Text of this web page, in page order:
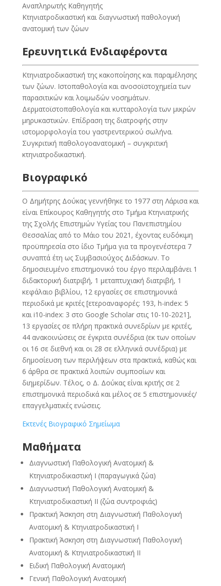
Αναπληρωτής Καθηγητής
Κτηνιατροδικαστική και διαγνωστική παθολογική
ανατομική των ζώων
Ερευνητικά Ενδιαφέροντα
Κτηνιατροδικαστική της κακοποίησης και παραμέλησης
των ζώων. Ιστοπαθολογία και ανοσοϊστοχημεία των
παρασιτικών και λοιμωδών νοσημάτων.
Δερματοϊστοπαθολογία και κυτταρολογία των μικρών
μηρυκαστικών. Επίδραση της διατροφής στην
ιστομορφολογία του γαστρεντερικού σωλήνα.
Συγκριτική παθολογοανατομική – συγκριτική
κτηνιατροδικαστική.
Βιογραφικό
Ο Δημήτρης Δούκας γεννήθηκε το 1977 στη Λάρισα και
είναι Επίκουρος Καθηγητής στο Τμήμα Κτηνιατρικής
της Σχολής Επιστημών Υγείας του Πανεπιστημίου
Θεσσαλίας από το Μάιο του 2021, έχοντας ευδόκιμη
προϋπηρεσία στο ίδιο Τμήμα για τα προγενέστερα 7
συναπτά έτη ως Συμβασιούχος Διδάσκων. Το
δημοσιευμένο επιστημονικό του έργο περιλαμβάνει 1
διδακτορική διατριβή, 1 μεταπτυχιακή διατριβή, 1
κεφάλαιο βιβλίου, 12 εργασίες σε επιστημονικά
περιοδικά με κριτές [ετεροαναφορές: 193, h-index: 5
και i10-index: 3 στο Google Scholar στις 10-10-2021],
13 εργασίες σε πλήρη πρακτικά συνεδρίων με κριτές,
44 ανακοινώσεις σε έγκριτα συνέδρια (εκ των οποίων
οι 16 σε διεθνή και οι 28 σε ελληνικά συνέδρια) με
δημοσίευση των περιλήψεων στα πρακτικά, καθώς και
6 άρθρα σε πρακτικά λοιπών συμποσίων και
διημερίδων. Τέλος, ο Δ. Δούκας είναι κριτής σε 2
επιστημονικά περιοδικά και μέλος σε 5 επιστημονικές/
επαγγελματικές ενώσεις.
Eκτενές Βιογραφικό Σημείωμα
Μαθήματα
Διαγνωστική Παθολογική Ανατομική &
Κτηνιατροδικαστική Ι (παραγωγικά ζώα)
Διαγνωστική Παθολογική Ανατομική &
Κτηνιατροδικαστική ΙΙ (ζώα συντροφιάς)
Πρακτική Άσκηση στη Διαγνωστική Παθολογική
Ανατομική & Κτηνιατροδικαστική Ι
Πρακτική Άσκηση στη Διαγνωστική Παθολογική
Ανατομική & Κτηνιατροδικαστική ΙΙ
Ειδική Παθολογική Ανατομική
Γενική Παθολογική Ανατομική